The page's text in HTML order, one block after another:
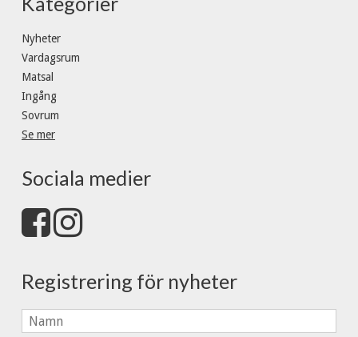
Nyheter
Vardagsrum
Matsal
Ingång
Sovrum
Se mer
Sociala medier
Registrering för nyheter